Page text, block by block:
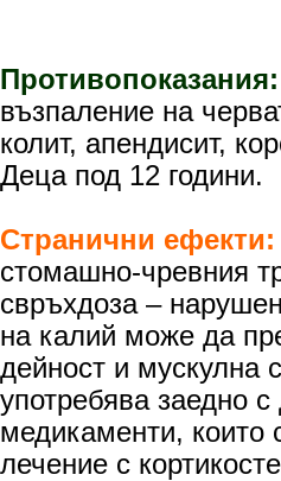
Противопоказания:
възпаление на
колит, апендисит,
Деца под 12 години.
Странични ефекти:
стомашно-чревния
свръхдоза –
на калий може да
дейност и мускулна
употребява заедно
медикаменти, които
лечение с